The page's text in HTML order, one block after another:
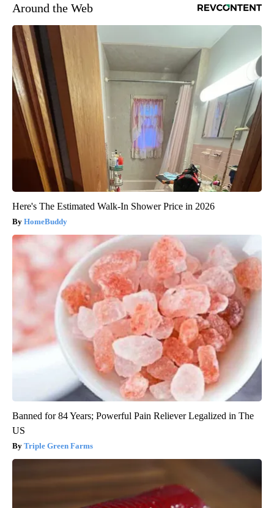
Around the Web
Here's The Estimated Walk-In Shower Price in 2026
HomeBuddy
Banned for 84 Years; Powerful Pain Reliever Legalized in The
US
Triple Green Farms